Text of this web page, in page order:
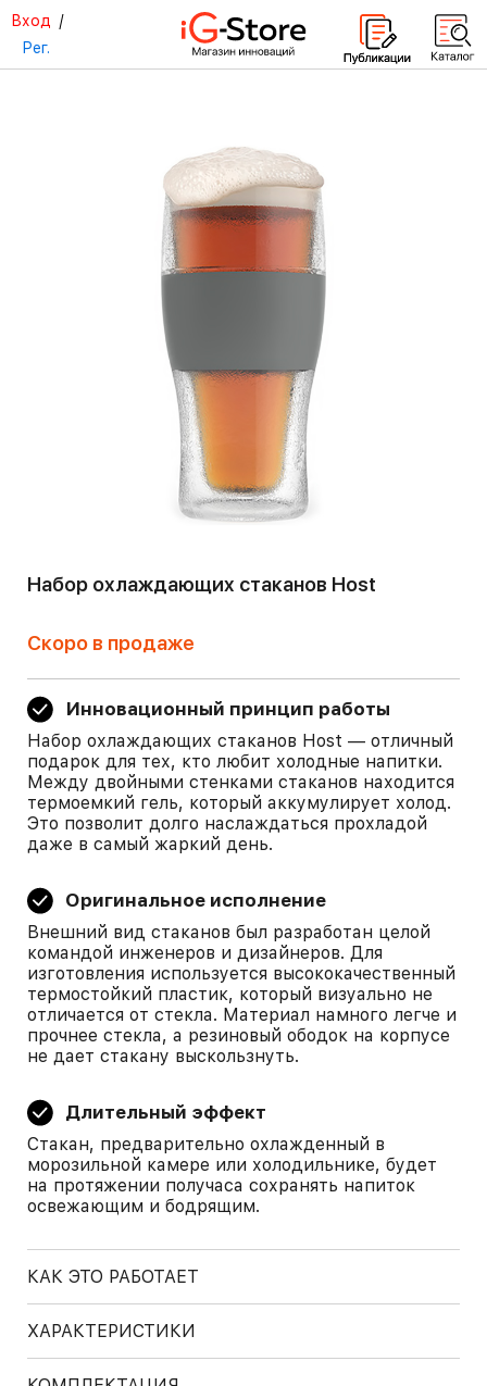
Вход /
Рег.
Набор охлаждающих стаканов Host
Скоро в продаже
Инновационный принцип работы
Набор охлаждающих стаканов Host — отличный
подарок для тех, кто любит холодные напитки.
Между двойными стенками стаканов находится
термоемкий гель, который аккумулирует холод.
Это позволит долго наслаждаться прохладой
даже в самый жаркий день.
Оригинальное исполнение
Внешний вид стаканов был разработан целой
командой инженеров и дизайнеров. Для
изготовления используется высококачественный
термостойкий пластик, который визуально не
отличается от стекла. Материал намного легче и
прочнее стекла, а резиновый ободок на корпусе
не дает стакану выскользнуть.
Длительный эффект
Стакан, предварительно охлажденный в
морозильной камере или холодильнике, будет
на протяжении получаса сохранять напиток
освежающим и бодрящим.
КАК ЭТО РАБОТАЕТ
ХАРАКТЕРИСТИКИ